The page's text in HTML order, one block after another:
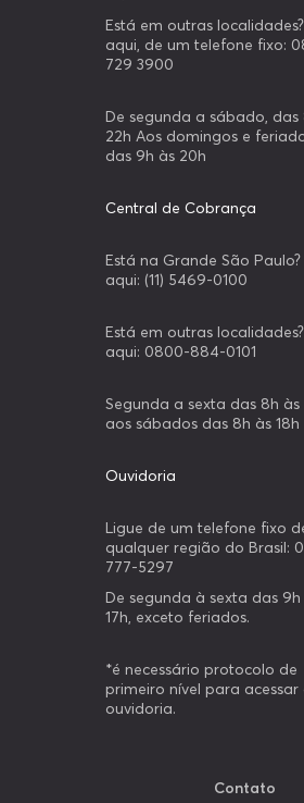
Está em outras
aqui, de um telefone fixo:
729 3900
De segunda a sábado, das
22h Aos domingos e
das 9h às 20h
Central de Cobrança
Está na Grande São
aqui: (11) 5469-0100
Está em outras
aqui: 0800-884-0101
Segunda a sexta das 8h às
aos sábados das 8h às 18h
Ouvidoria
Ligue de um telefone fixo
qualquer região do Brasil:
777-5297
De segunda à sexta das 9h
17h, exceto feriados.
*é necessário protocolo de
primeiro nível para acessar
ouvidoria.
Contato